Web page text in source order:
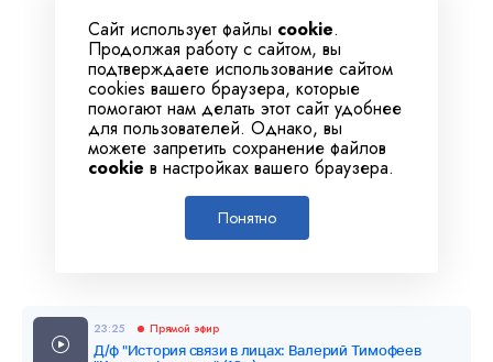
Сайт использует файлы cookie.
Продолжая работу с сайтом, вы
подтверждаете использование сайтом
cookies вашего браузера, которые
помогают нам делать этот сайт удобнее
для пользователей. Однако, вы
можете запретить сохранение файлов
cookie в настройках вашего браузера.
Понятно
23:25 Прямой эфир
Д/ф "История связи в лицах: Валерий Тимофеев